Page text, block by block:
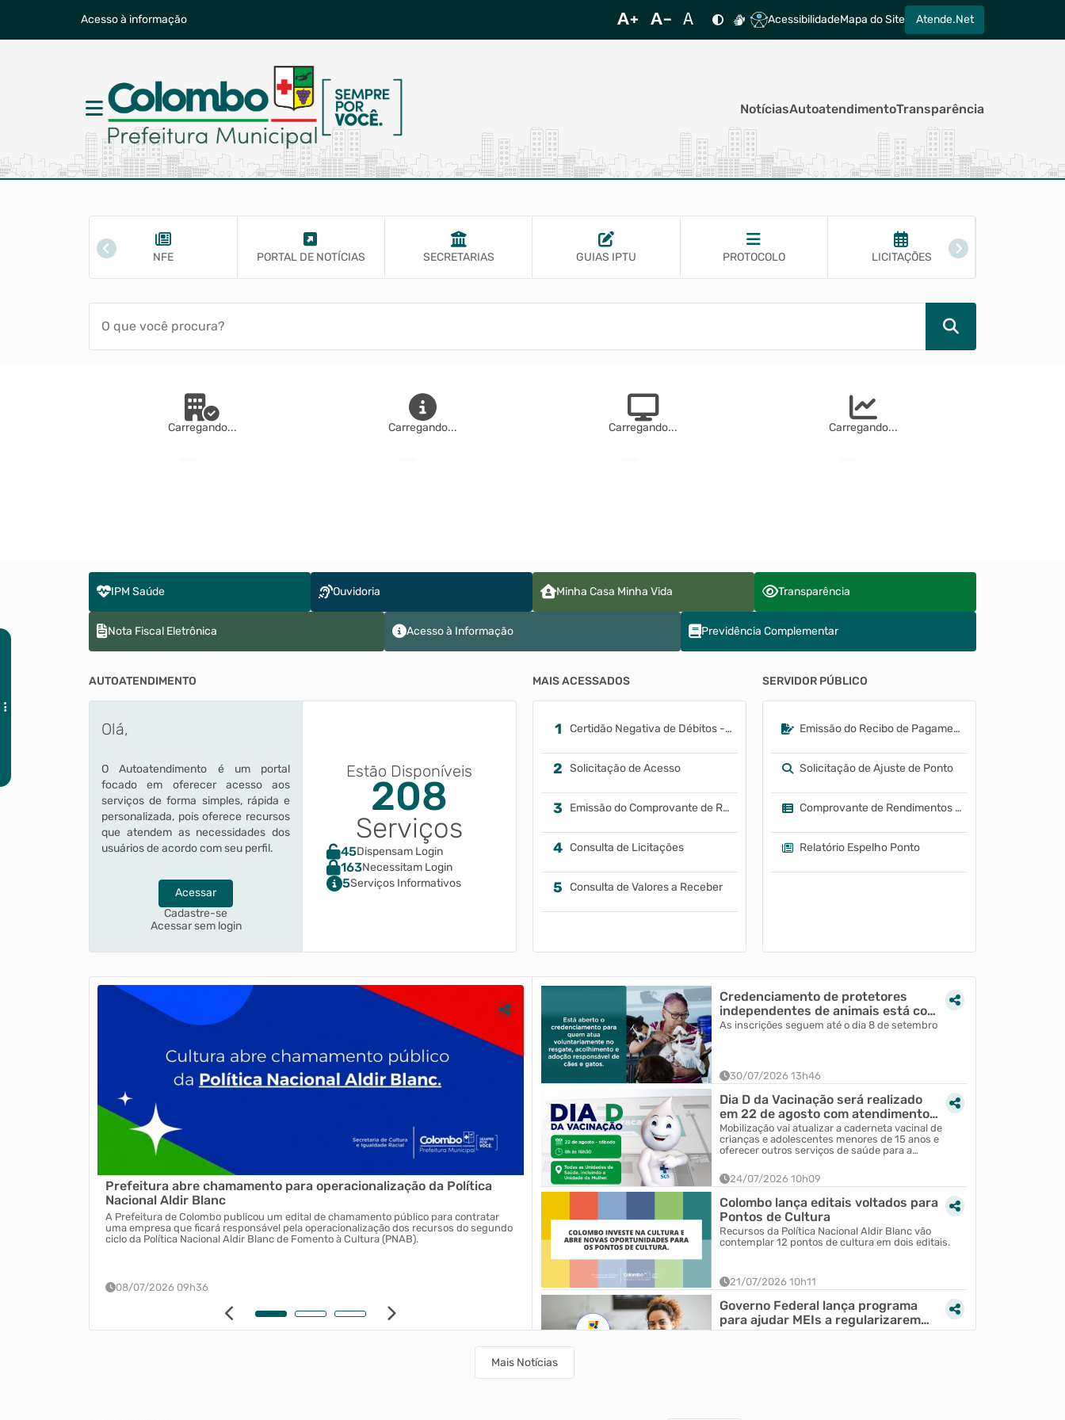
Acesso à informação AcessibilidadeMapa do Site Atende.Net
NotíciasAutoatendimentoTransparência
NFE PORTAL DE NOTÍCIAS SECRETARIAS GUIAS IPTU PROTOCOLO LICITAÇÕES
Carregando... Carregando... Carregando... Carregando...
IPM Saúde Ouvidoria Minha Casa Minha Vida Transparência
Nota Fiscal Eletrônica Acesso à Informação Previdência Complementar
AUTOATENDIMENTO
Olá,
O Autoatendimento é um portal
focado em oferecer acesso aos
serviços de forma simples, rápida e
personalizada, pois oferece recursos
que atendem as necessidades dos
usuários de acordo com seu perfil.
Acessar
Cadastre-se
Acessar sem login
Estão Disponíveis
208
Serviços
45Dispensam Login
163Necessitam Login
5Serviços Informativos
MAIS ACESSADOS
Certidão Negativa de Débitos - CND
Solicitação de Acesso
Emissão do Comprovante de Rendimento IRRF
Consulta de Licitações
Consulta de Valores a Receber
SERVIDOR PÚBLICO
Emissão do Recibo de Pagamento
Solicitação de Ajuste de Ponto
Comprovante de Rendimentos IRRF
Relatório Espelho Ponto
Prefeitura abre chamamento para operacionalização da Política
Nacional Aldir Blanc
A Prefeitura de Colombo publicou um edital de chamamento público para contratar
uma empresa que ficará responsável pela operacionalização dos recursos do segundo
ciclo da Política Nacional Aldir Blanc de Fomento à Cultura (PNAB).
08/07/2026 09h36
Colombo está entre as que mais geraram empregos no Paraná em
Colombo está entre os municípios paranaenses com melhor desempenho na geração
de empregos formais em 2026
02/06/2026 16h32
EcoTroca:
Programa promove a
Credenciamento de protetores
independentes de animais está com
inscrições aberta...
As inscrições seguem até o dia 8 de setembro
30/07/2026 13h46
Dia D da Vacinação será realizado
em 22 de agosto com atendimento
em todas as un...
Mobilização vai atualizar a caderneta vacinal de
crianças e adolescentes menores de 15 anos e
oferecer outros serviços de saúde para a
24/07/2026 10h09
Colombo lança editais voltados para
Pontos de Cultura
Recursos da Política Nacional Aldir Blanc vão
contemplar 12 pontos de cultura em dois editais.
21/07/2026 10h11
Governo Federal lança programa
para ajudar MEIs a regularizarem
dívidas com desc...
Mais Notícias